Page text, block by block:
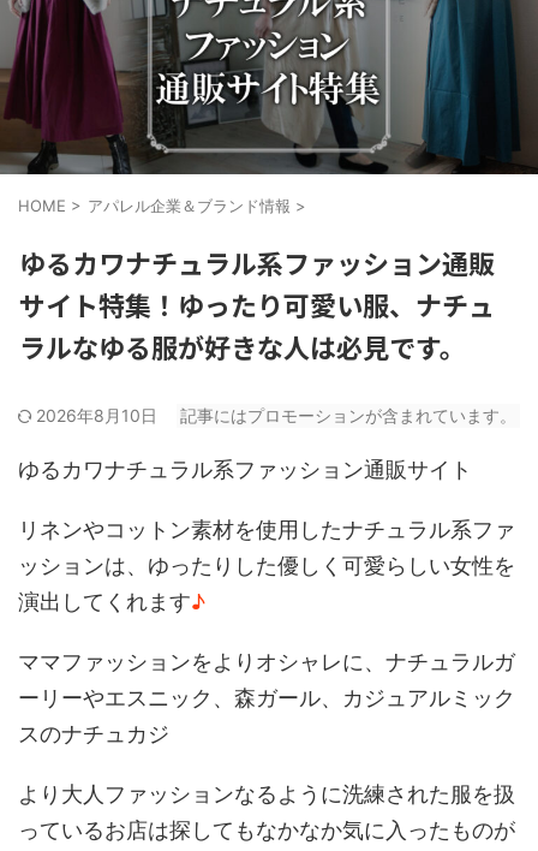
HOME > アパレル企業＆ブランド情報 >
ゆるカワナチュラル系ファッション通販
サイト特集！ゆったり可愛い服、ナチュ
ラルなゆる服が好きな人は必見です。
2026年8月10日 記事にはプロモーションが含まれています。
ゆるカワナチュラル系ファッション通販サイト
リネンやコットン素材を使用したナチュラル系ファ
ッションは、ゆったりした優しく可愛らしい女性を
演出してくれます♪
ママファッションをよりオシャレに、ナチュラルガ
ーリーやエスニック、森ガール、カジュアルミック
スのナチュカジ
より大人ファッションなるように洗練された服を扱
っているお店は探してもなかなか気に入ったものが